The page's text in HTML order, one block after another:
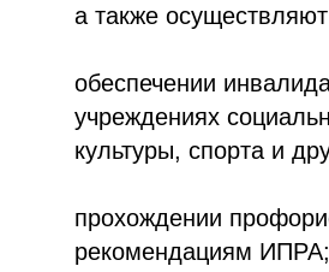
а также
обеспечении
учреждениях
культуры, спорта и
прохождении
рекомендациям ИПРА;